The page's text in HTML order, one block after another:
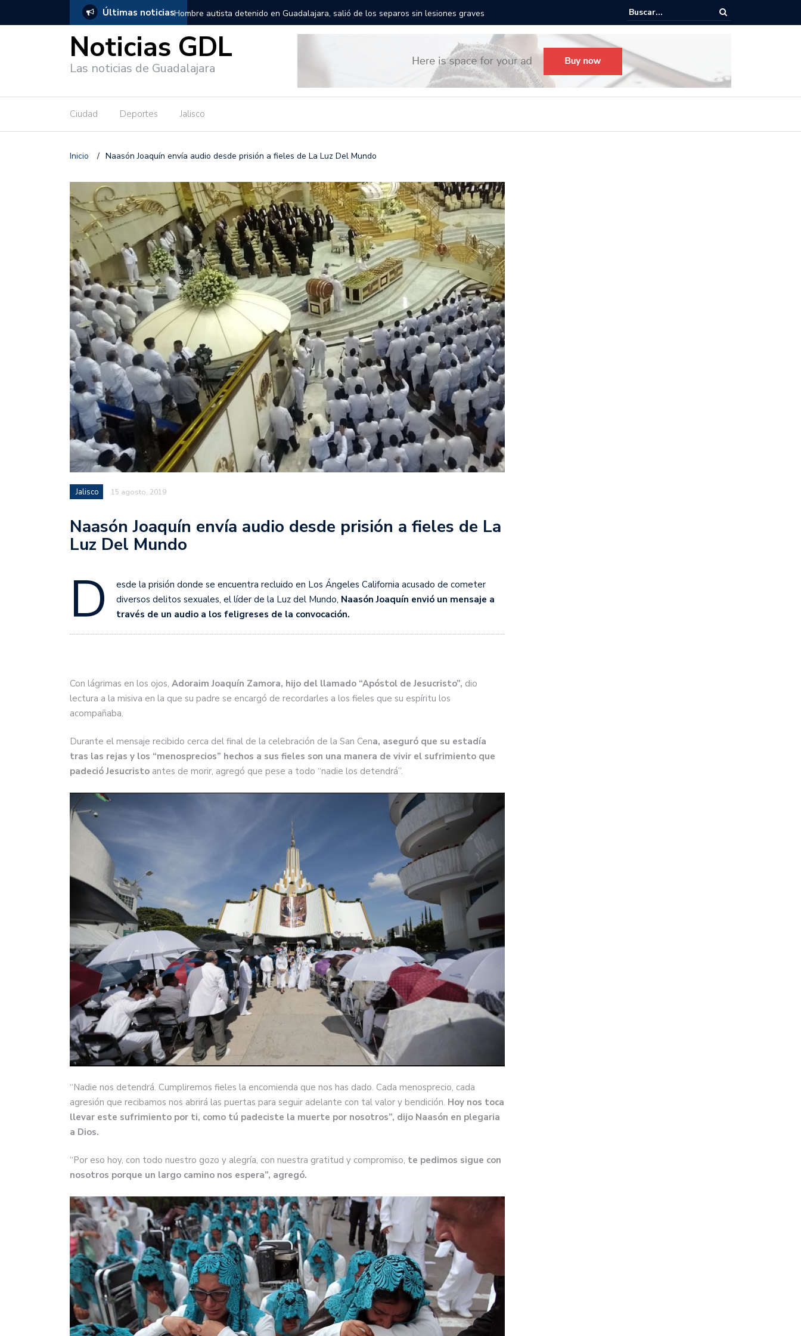
Últimas noticias
salió de los separos sin lesiones graves Títeres gigantes recorrerán las calles de Guadalajara: aparta la fecha Todo listo para el Festival Desfile Día de Muertos 2025 en Guadalajara
Noticias GDL
Las noticias de Guadalajara
Ciudad Deportes Jalisco
Inicio / Naasón Joaquín envía audio desde prisión a fieles de La Luz Del Mundo
Jalisco 15 agosto, 2019
Naasón Joaquín envía audio desde prisión a fieles de La
Luz Del Mundo
D
esde la prisión donde se encuentra recluido en Los Ángeles California acusado de cometer
diversos delitos sexuales, el líder de la Luz del Mundo, Naasón Joaquín envió un mensaje a
través de un audio a los feligreses de la convocación.
Con lágrimas en los ojos, Adoraim Joaquín Zamora, hijo del llamado “Apóstol de Jesucristo”, dio
lectura a la misiva en la que su padre se encargó de recordarles a los fieles que su espíritu los
acompañaba.
Durante el mensaje recibido cerca del final de la celebración de la San Cena, aseguró que su estadía
tras las rejas y los “menosprecios” hechos a sus fieles son una manera de vivir el sufrimiento que
padeció Jesucristo antes de morir, agregó que pese a todo “nadie los detendrá”.
“Nadie nos detendrá. Cumpliremos fieles la encomienda que nos has dado. Cada menosprecio, cada
agresión que recibamos nos abrirá las puertas para seguir adelante con tal valor y bendición. Hoy nos toca
llevar este sufrimiento por ti, como tú padeciste la muerte por nosotros”, dijo Naasón en plegaria
a Dios.
“Por eso hoy, con todo nuestro gozo y alegría, con nuestra gratitud y compromiso, te pedimos sigue con
nosotros porque un largo camino nos espera”, agregó.